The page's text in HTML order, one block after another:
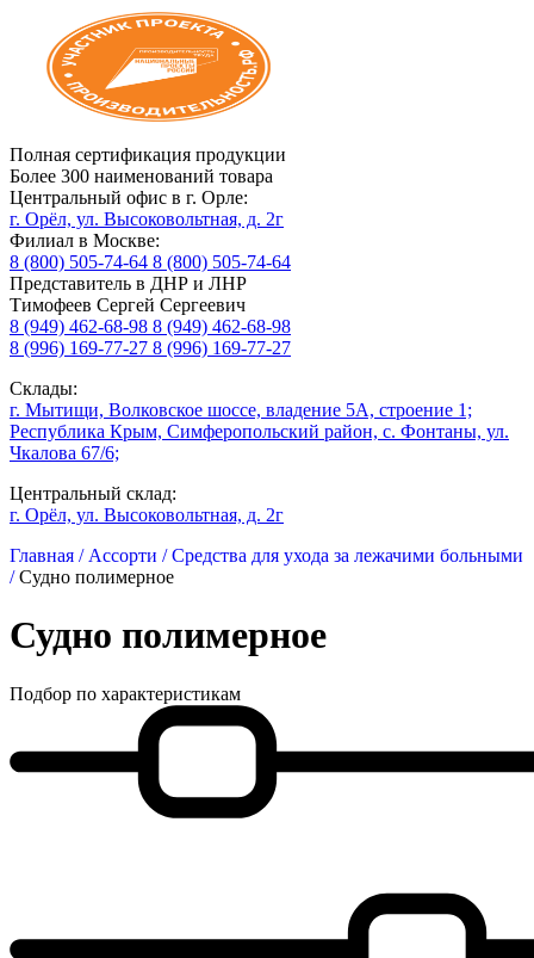
Полная сертификация продукции
Более 300 наименований товара
Центральный офис в г. Орле:
г. Орёл, ул. Высоковольтная, д. 2г
Филиал в Москве:
8 (800) 505-74-64 8 (800) 505-74-64
Представитель в ДНР и ЛНР
Тимофеев Сергей Сергеевич
8 (949) 462-68-98 8 (949) 462-68-98
8 (996) 169-77-27 8 (996) 169-77-27
Склады:
г. Мытищи, Волковское шоссе, владение 5А, строение 1;
Республика Крым, Симферопольский район, с. Фонтаны, ул.
Чкалова 67/6;
Центральный склад:
г. Орёл, ул. Высоковольтная, д. 2г
Главная / Ассорти /Средства для ухода за лежачими больными
/Судно полимерное
Судно полимерное
Подбор по характеристикам